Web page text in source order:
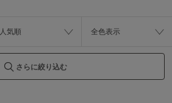
人気順 全色表示
さらに絞り込む